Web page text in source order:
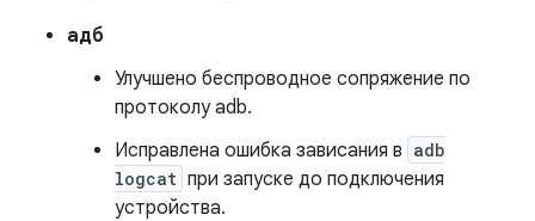
адб
Улучшено беспроводное сопряжение по
протоколу adb.
Исправлена ​​ошибка зависания в adb
logcat при запуске до подключения
устройства.